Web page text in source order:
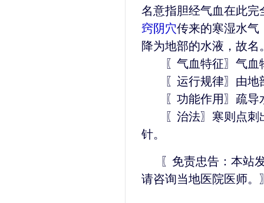
名意指胆经气血在此
窍阴穴传来的寒湿水气
降为地部的水液，故名
〖气血特征〗气血
〖运行规律〗由地
〖功能作用〗疏导
〖治法〗寒则点刺
针。
〖免责忠告：本站
请咨询当地医院医师。